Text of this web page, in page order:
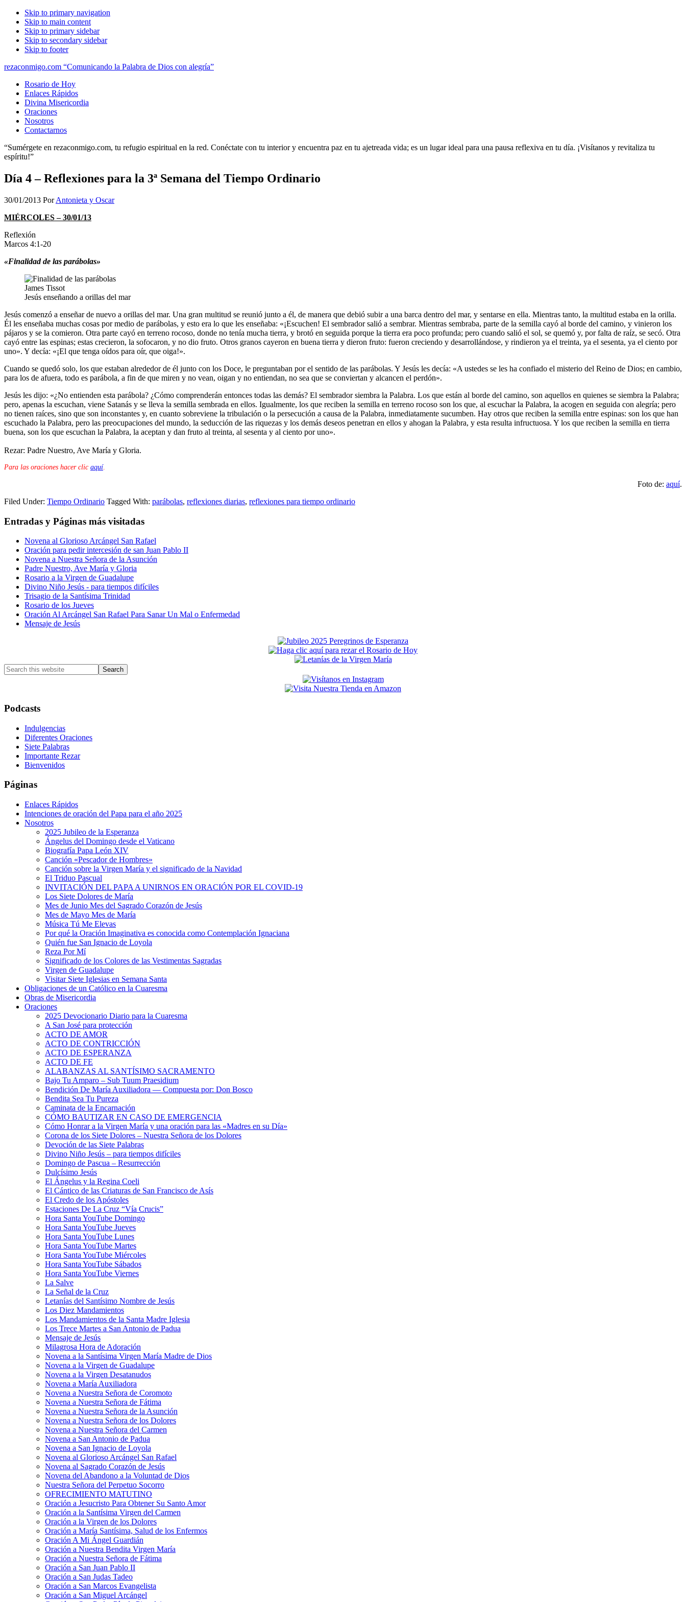
Skip to primary navigation
Skip to main content
Skip to primary sidebar
Skip to secondary sidebar
Skip to footer
rezaconmigo.com “Comunicando la Palabra de Dios con alegría”
Rosario de Hoy
Enlaces Rápidos
Divina Misericordia
Oraciones
Nosotros
Contactarnos
“Sumérgete en rezaconmigo.com, tu refugio espiritual en la red. Conéctate con tu interior y encuentra paz en tu ajetreada vida; es un lugar ideal para una pausa reflexiva en tu día. ¡Visítanos y revitaliza tu
espíritu!”
Día 4 – Reflexiones para la 3ª Semana del Tiempo Ordinario
30/01/2013 PorAntonieta y Oscar
MIÉRCOLES – 30/01/13
Reflexión
Marcos 4:1-20
«Finalidad de las parábolas»
James Tissot
Jesús enseñando a orillas del mar
Jesús comenzó a enseñar de nuevo a orillas del mar. Una gran multitud se reunió junto a él, de manera que debió subir a una barca dentro del mar, y sentarse en ella. Mientras tanto, la multitud estaba en la orilla.
Él les enseñaba muchas cosas por medio de parábolas, y esto era lo que les enseñaba: «¡Escuchen! El sembrador salió a sembrar. Mientras sembraba, parte de la semilla cayó al borde del camino, y vinieron los
pájaros y se la comieron. Otra parte cayó en terreno rocoso, donde no tenía mucha tierra, y brotó en seguida porque la tierra era poco profunda; pero cuando salió el sol, se quemó y, por falta de raíz, se secó. Otra
cayó entre las espinas; estas crecieron, la sofocaron, y no dio fruto. Otros granos cayeron en buena tierra y dieron fruto: fueron creciendo y desarrollándose, y rindieron ya el treinta, ya el sesenta, ya el ciento por
uno». Y decía: «¡El que tenga oídos para oír, que oiga!».
Cuando se quedó solo, los que estaban alrededor de él junto con los Doce, le preguntaban por el sentido de las parábolas. Y Jesús les decía: «A ustedes se les ha confiado el misterio del Reino de Dios; en cambio,
para los de afuera, todo es parábola, a fin de que miren y no vean, oigan y no entiendan, no sea que se conviertan y alcancen el perdón».
Jesús les dijo: «¿No entienden esta parábola? ¿Cómo comprenderán entonces todas las demás? El sembrador siembra la Palabra. Los que están al borde del camino, son aquellos en quienes se siembra la Palabra;
pero, apenas la escuchan, viene Satanás y se lleva la semilla sembrada en ellos. Igualmente, los que reciben la semilla en terreno rocoso son los que, al escuchar la Palabra, la acogen en seguida con alegría; pero
no tienen raíces, sino que son inconstantes y, en cuanto sobreviene la tribulación o la persecución a causa de la Palabra, inmediatamente sucumben. Hay otros que reciben la semilla entre espinas: son los que han
escuchado la Palabra, pero las preocupaciones del mundo, la seducción de las riquezas y los demás deseos penetran en ellos y ahogan la Palabra, y esta resulta infructuosa. Y los que reciben la semilla en tierra
buena, son los que escuchan la Palabra, la aceptan y dan fruto al treinta, al sesenta y al ciento por uno».
Rezar: Padre Nuestro, Ave María y Gloria.
Para las oraciones hacer clic aquí.
Foto de: aquí.
Filed Under: Tiempo Ordinario Tagged With: parábolas, reflexiones diarias, reflexiones para tiempo ordinario
Entradas y Páginas más visitadas
Novena al Glorioso Arcángel San Rafael
Oración para pedir intercesión de san Juan Pablo II
Novena a Nuestra Señora de la Asunción
Padre Nuestro, Ave María y Gloria
Rosario a la Virgen de Guadalupe
Divino Niño Jesús - para tiempos difíciles
Trisagio de la Santísima Trinidad
Rosario de los Jueves
Oración Al Arcángel San Rafael Para Sanar Un Mal o Enfermedad
Mensaje de Jesús
Search
this
Podcasts
Indulgencias
Diferentes Oraciones
Siete Palabras
Importante Rezar
Bienvenidos
Páginas
Enlaces Rápidos
Intenciones de oración del Papa para el año 2025
Nosotros
2025 Jubileo de la Esperanza
Ángelus del Domingo desde el Vaticano
Biografía Papa León XIV
Canción «Pescador de Hombres»
Canción sobre la Virgen María y el significado de la Navidad
El Triduo Pascual
INVITACIÓN DEL PAPA A UNIRNOS EN ORACIÓN POR EL COVID-19
Los Siete Dolores de María
Mes de Junio Mes del Sagrado Corazón de Jesús
Mes de Mayo Mes de María
Música Tú Me Elevas
Por qué la Oración Imaginativa es conocida como Contemplación Ignaciana
Quién fue San Ignacio de Loyola
Reza Por Mí
Significado de los Colores de las Vestimentas Sagradas
Virgen de Guadalupe
Visitar Siete Iglesias en Semana Santa
Obligaciones de un Católico en la Cuaresma
Obras de Misericordia
Oraciones
2025 Devocionario Diario para la Cuaresma
A San José para protección
ACTO DE AMOR
ACTO DE CONTRICCIÓN
ACTO DE ESPERANZA
ACTO DE FE
ALABANZAS AL SANTÍSIMO SACRAMENTO
Bajo Tu Amparo – Sub Tuum Praesidium
Bendición De María Auxiliadora — Compuesta por: Don Bosco
Bendita Sea Tu Pureza
Caminata de la Encarnación
CÓMO BAUTIZAR EN CASO DE EMERGENCIA
Cómo Honrar a la Virgen María y una oración para las «Madres en su Día»
Corona de los Siete Dolores – Nuestra Señora de los Dolores
Devoción de las Siete Palabras
Divino Niño Jesús – para tiempos difíciles
Domingo de Pascua – Resurrección
Dulcísimo Jesús
El Ángelus y la Regina Coeli
El Cántico de las Criaturas de San Francisco de Asís
El Credo de los Apóstoles
Estaciones De La Cruz “Vía Crucis”
Hora Santa YouTube Domingo
Hora Santa YouTube Jueves
Hora Santa YouTube Lunes
Hora Santa YouTube Martes
Hora Santa YouTube Miércoles
Hora Santa YouTube Sábados
Hora Santa YouTube Viernes
La Salve
La Señal de la Cruz
Letanías del Santísimo Nombre de Jesús
Los Diez Mandamientos
Los Mandamientos de la Santa Madre Iglesia
Los Trece Martes a San Antonio de Padua
Mensaje de Jesús
Milagrosa Hora de Adoración
Novena a la Santísima Virgen María Madre de Dios
Novena a la Virgen de Guadalupe
Novena a la Virgen Desatanudos
Novena a María Auxiliadora
Novena a Nuestra Señora de Coromoto
Novena a Nuestra Señora de Fátima
Novena a Nuestra Señora de la Asunción
Novena a Nuestra Señora de los Dolores
Novena a Nuestra Señora del Carmen
Novena a San Antonio de Padua
Novena a San Ignacio de Loyola
Novena al Glorioso Arcángel San Rafael
Novena al Sagrado Corazón de Jesús
Novena del Abandono a la Voluntad de Dios
Nuestra Señora del Perpetuo Socorro
OFRECIMIENTO MATUTINO
Oración a Jesucristo Para Obtener Su Santo Amor
Oración a la Santísima Virgen del Carmen
Oración a la Virgen de los Dolores
Oración a María Santísima, Salud de los Enfermos
Oración A Mi Ángel Guardián
Oración a Nuestra Bendita Virgen María
Oración a Nuestra Señora de Fátima
Oración a San Juan Pablo II
Oración a San Judas Tadeo
Oración a San Marcos Evangelista
Oración a San Miguel Arcángel